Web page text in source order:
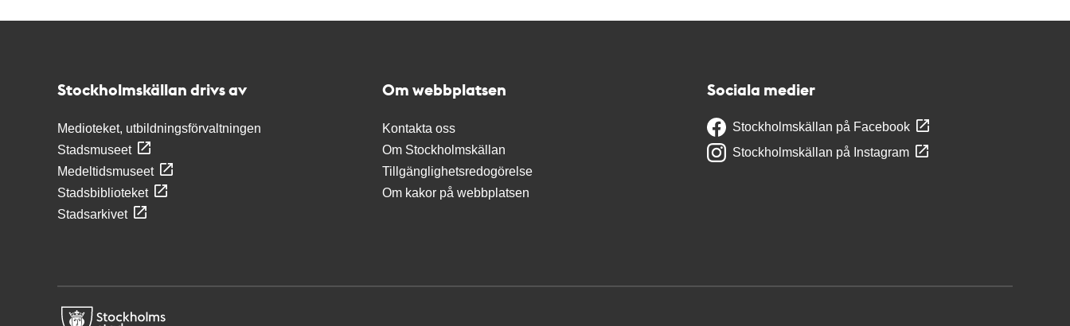
Stockholmskällan drivs av
Medioteket, utbildningsförvaltningen
Stadsmuseet
Medeltidsmuseet
Stadsbiblioteket
Stadsarkivet
Om webbplatsen
Kontakta oss
Om Stockholmskällan
Tillgänglighetsredogörelse
Om kakor på webbplatsen
Sociala medier
Stockholmskällan på Facebook
Stockholmskällan på Instagram